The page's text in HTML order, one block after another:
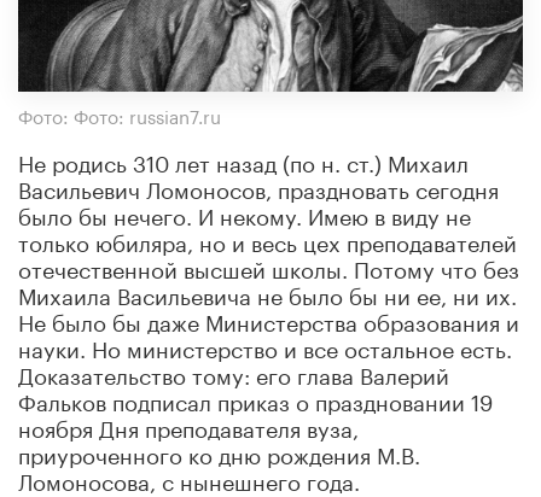
Фото: Фото: russian7.ru
Не родись 310 лет назад (по н. ст.) Михаил
Васильевич Ломоносов, праздновать сегодня
было бы нечего. И некому. Имею в виду не
только юбиляра, но и весь цех преподавателей
отечественной высшей школы. Потому что без
Михаила Васильевича не было бы ни ее, ни их.
Не было бы даже Министерства образования и
науки. Но министерство и все остальное есть.
Доказательство тому: его глава Валерий
Фальков подписал приказ о праздновании 19
ноября Дня преподавателя вуза,
приуроченного ко дню рождения М.В.
Ломоносова, с нынешнего года.